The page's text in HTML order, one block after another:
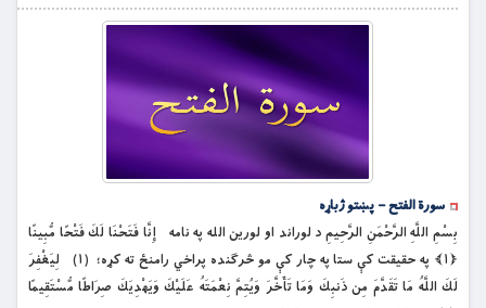
سورة الفتح – پښتو ژباړه
بِسْمِ اللَّهِ الرَّحْمَنِ الرَّحِيمِ د لوراند او لورين الله په نامه إِنَّا فَتَحْنَا لَكَ فَتْحًا مُّبِينًا
﴿۱﴾ په حقيقت كې ستا په چار کې مو څرګنده پراخي رامنځ ته کړه؛ (۱) لِيَغْفِرَ
لَكَ اللَّهُ مَا تَقَدَّمَ مِن ذَنبِكَ وَمَا تَأَخَّرَ وَيُتِمَّ نِعْمَتَهُ عَلَيْكَ وَيَهْدِيَكَ صِرَاطًا مُّسْتَقِيمًا